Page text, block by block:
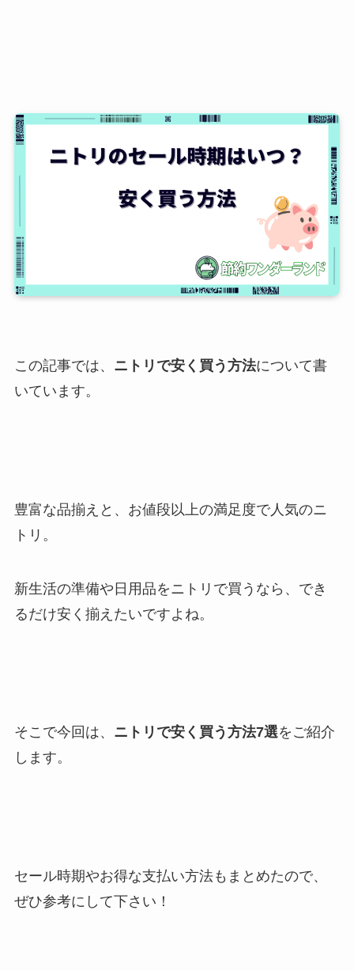
この記事では、 ニトリで安く買う方法について書
いています。
豊富な品揃えと、お値段以上の満足度で人気のニ
トリ。
新生活の準備や日用品をニトリで買うなら、でき
るだけ安く揃えたいですよね。
そこで今回は、 ニトリで安く買う方法7選をご紹介
します。
セール時期やお得な支払い方法もまとめたので、
ぜひ参考にして下さい！